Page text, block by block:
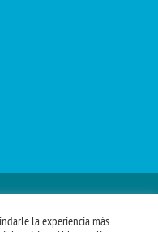
Encarga tu almuerzo
la experiencia más